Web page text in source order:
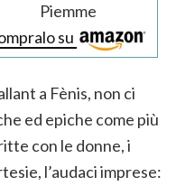
Piemme
su
a Fènis, non ci
ed epiche come più
con le donne, i
l’audaci imprese: